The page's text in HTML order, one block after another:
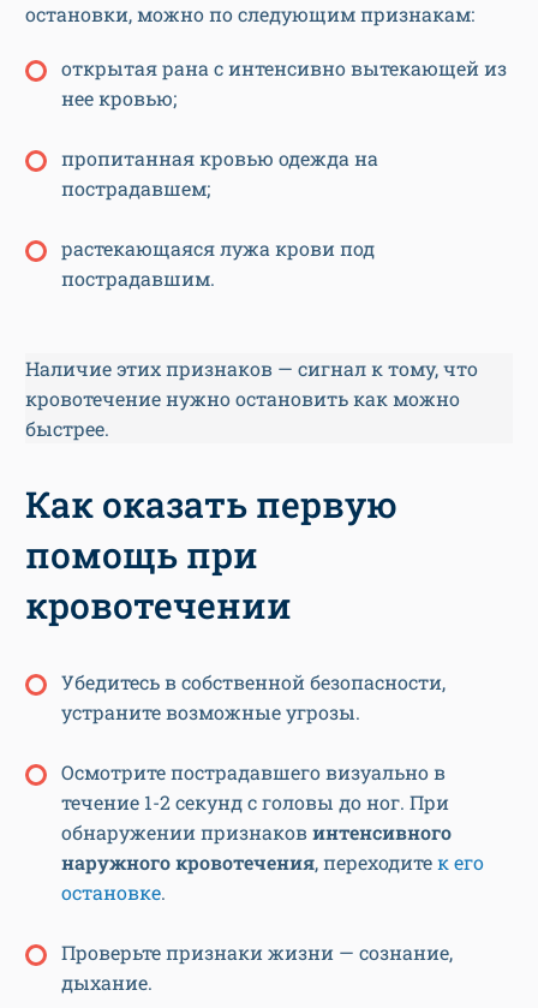
остановки, можно по следующим признакам:
открытая рана с интенсивно вытекающей из
нее кровью;
пропитанная кровью одежда на
пострадавшем;
растекающаяся лужа крови под
пострадавшим.
Наличие этих признаков — сигнал к тому, что
кровотечение нужно остановить как можно
быстрее.
Как оказать первую
помощь при
кровотечении
Убедитесь в собственной безопасности,
устраните возможные угрозы.
Осмотрите пострадавшего визуально в
течение 1-2 секунд с головы до ног. При
обнаружении признаковинтенсивного
наружного кровотечения, переходитек его
остановке.
Проверьте признаки жизни — сознание,
дыхание.